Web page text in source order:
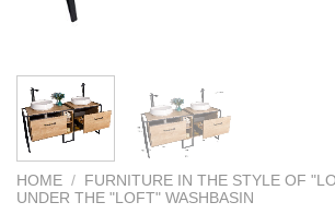
HOME / FURNITURE IN THE STYLE OF
UNDER THE "LOFT" WASHBASIN